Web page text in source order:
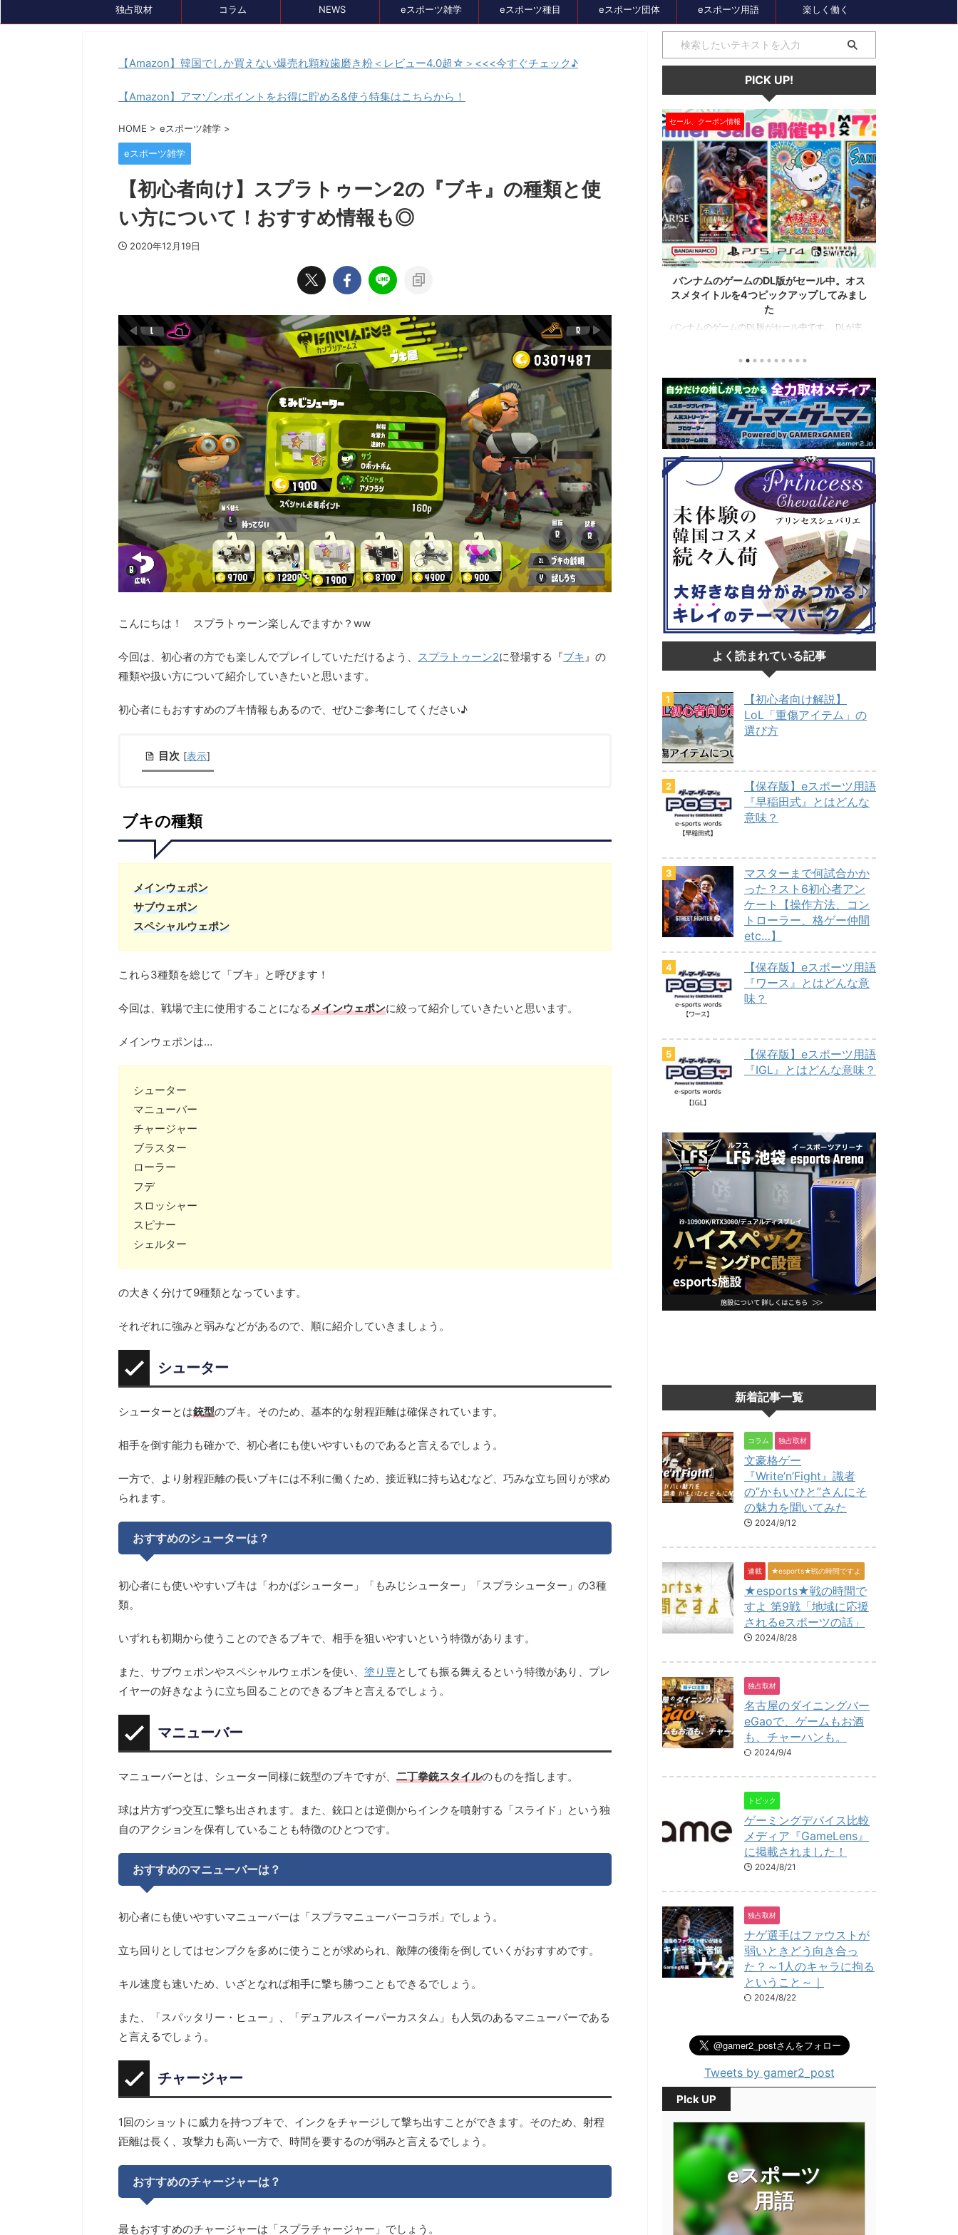
独占取材 コラム NEWS eスポーツ雑学 eスポーツ種目 eスポーツ団体 eスポーツ用語 楽しく働く
【Amazon】韓国でしか買えない爆売れ顆粒歯磨き粉＜レビュー4.0超☆＞<<<今すぐチェック♪
【Amazon】アマゾンポイントをお得に貯める&使う特集はこちらから！
HOME > eスポーツ雑学 >
eスポーツ雑学
【初心者向け】スプラトゥーン2の『ブキ』の種類と使
い方について！おすすめ情報も◎
2020年12月19日
こんにちは！ スプラトゥーン楽しんでますか？ww
今回は、初心者の方でも楽しんでプレイしていただけるよう、 スプラトゥーン2に登場する『ブキ 』の
種類や扱い方について紹介していきたいと思います。
初心者にもおすすめのブキ情報もあるので、ぜひご参考にしてください♪
目次 [表示]
ブキの種類
メインウェポン
サブウェポン
スペシャルウェポン
これら3種類を総じて「ブキ」と呼びます！
今回は、戦場で主に使用することになるメインウェポンに絞って紹介していきたいと思います。
メインウェポンは…
シューター
マニューバー
チャージャー
ブラスター
ローラー
フデ
スロッシャー
スピナー
シェルター
の大きく分けて9種類となっています。
それぞれに強みと弱みなどがあるので、順に紹介していきましょう。
シューター
シューターとは銃型のブキ。そのため、基本的な射程距離は確保されています。
相手を倒す能力も確かで、初心者にも使いやすいものであると言えるでしょう。
一方で、より射程距離の長いブキには不利に働くため、接近戦に持ち込むなど、巧みな立ち回りが求め
られます。
おすすめのシューターは？
初心者にも使いやすいブキは「わかばシューター」「もみじシューター」「スプラシューター」の3種
類。
いずれも初期から使うことのできるブキで、相手を狙いやすいという特徴があります。
また、サブウェポンやスペシャルウェポンを使い、 塗り専としても振る舞えるという特徴があり、プレ
イヤーの好きなように立ち回ることのできるブキと言えるでしょう。
マニューバー
マニューバーとは、シューター同様に銃型のブキですが、 二丁拳銃スタイルのものを指します。
球は片方ずつ交互に撃ち出されます。また、銃口とは逆側からインクを噴射する「スライド」という独
自のアクションを保有していることも特徴のひとつです。
おすすめのマニューバーは？
初心者にも使いやすいマニューバーは「スプラマニューバーコラボ」でしょう。
立ち回りとしてはセンプクを多めに使うことが求められ、敵陣の後衛を倒していくがおすすめです。
キル速度も速いため、いざとなれば相手に撃ち勝つこともできるでしょう。
また、「スパッタリー・ヒュー」、「デュアルスイーパーカスタム」も人気のあるマニューバーである
と言えるでしょう。
チャージャー
1回のショットに威力を持つブキで、インクをチャージして撃ち出すことができます。そのため、射程
距離は長く、攻撃力も高い一方で、時間を要するのが弱みと言えるでしょう。
おすすめのチャージャーは？
最もおすすめのチャージャーは「スプラチャージャー」でしょう。
PICK UP!
牧場物語』から派生した人気シリーズ『ルーンフ
クトリー』の展覧会が開催中です。 期間は
金)～8/4(日)の10日間のみなので、ファンの方
お見逃しなく！繊細なタッチで描かれた魅力的な
ャラクターのグッズを手に入れる貴重なチャンス
すよ。 ゲームのDL版も7月末までセール中なの
、イラストを見て気になった人はこの機会にプレ
してみてください！ （以下、リリース内容をその
ま掲載しています） 大人気ゲーム『ルーンファク
リー』の魅力を感じる！「ルーンファクトリー展/
ゲーミングデバイス比較メディア
『GameLens』に掲載されました！
にてゲーマーゲーマーを紹介していただきました！
GameLensさんでは、PCに限らず家庭用ゲーム機を
含む様々なハードのデバイスや、プロゲーマーやス
トリーマーが使用しているデバイスを紹介していま
す。加えて、プロゲーマーのマウス感度やキー設定
など細かいことまで網羅していますよ。 何か新しい
デバイスを検討するときや、新しい環境を構築した
り、設定を試してみたりしたいときに参考にしてみ
てはいかがでしょうか。 ▼GameLens
https://mediator- ...
バンナムのゲームのDL版がセール中です。 DLが主
流になりつつある昨今、セールするとお得感から積
みゲーしてしまいがちな人も多いはず。ということ
で、今回は1年後、2年後に遊んでも楽しめるような
タイトルを独自にピックアップしてみました。（類
似したゲームや続編が出にくいゲーム、長く遊べる
ゲーム、定番ゲーム） 注目タイトル ◆『LITTLE
NIGHTMARES-リトルナイトメア-１＆２セット』
(Switch） ２Dアクションホラーゲームの2作のセッ
トです。 ◆『鉄拳8 Deluxe Edition』（PS5） ...
大会情報
2024/7/31
60歳以上が対象のeスポーツの大会が神奈
川で開催。ゲストはまさかの蝶野正洋！！！
神奈川県でシニアeスポーツ大会が開催されます。
東日本予選（福島県）、西日本予選（大阪府）、関
楽しめるイベントになっているようです。 ちなみ
に、ゲストのプロレスラーである蝶野正洋さんは今
年60歳になるそうです。トークセッションに登場し
ますよ。 この記事のポイント ・大会参加者は60歳
以上 ・3地区で予選あり。予選は8月24日、25日と9
月22日。本戦は9月22日（事前エ ...
よく読まれている記事
【初心者向け解説】
LoL「重傷アイテム」の
選び方
【保存版】eスポーツ用語
『早稲田式』とはどんな
意味？
マスターまで何試合かか
った？スト6初心者アン
ケート【操作方法、コン
トローラー、格ゲー仲間
etc…】
【保存版】eスポーツ用語
『ワース』とはどんな意
味？
【保存版】eスポーツ用語
『IGL』とはどんな意味？
新着記事一覧
コラム 独占取材
文豪格ゲー
『Write’n’Fight』識者
の”かもいひと”さんにそ
の魅力を聞いてみた
2024/9/12
連載 ★esports★戦の時間ですよ
★esports★戦の時間で
すよ 第9戦「地域に応援
されるeスポーツの話」
2024/8/28
独占取材
名古屋のダイニングバー
eGaoで、ゲームもお酒
も、チャーハンも。
2024/9/4
トピック
ゲーミングデバイス比較
メディア『GameLens』
に掲載されました！
2024/8/21
独占取材
ナゲ選手はファウストが
弱いときどう向き合っ
た？～1人のキャラに拘る
ということ～｜
2024/8/22
Tweets by gamer2_post
PIck UP
eスポーツ
用語